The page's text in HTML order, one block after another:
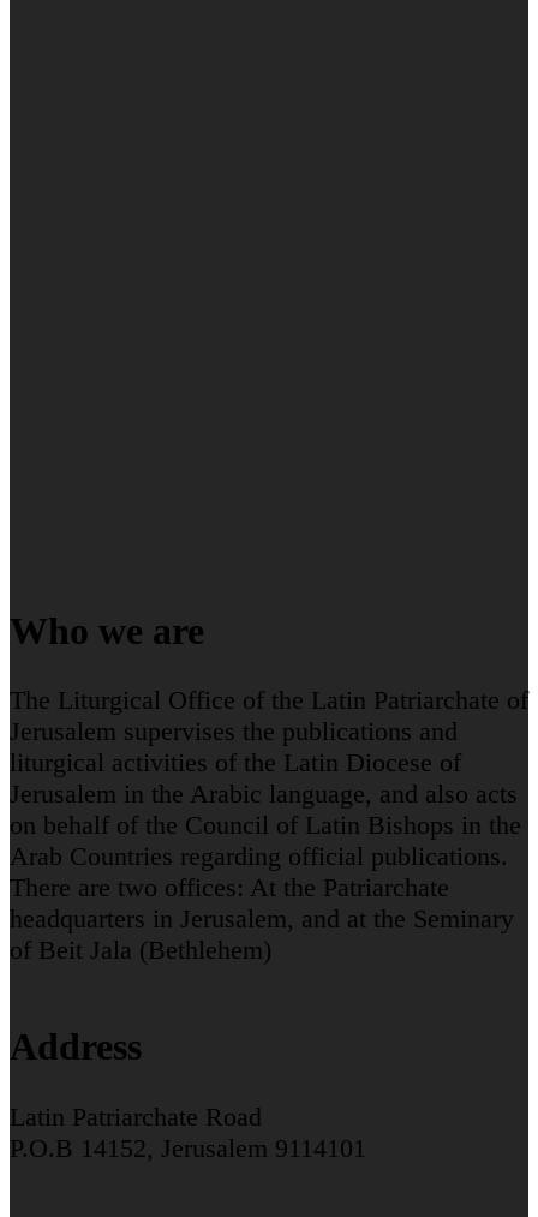
Who we are
The Liturgical Office of the Latin Patriarchate of
Jerusalem supervises the publications and
liturgical activities of the Latin Diocese of
Jerusalem in the Arabic language, and also acts
on behalf of the Council of Latin Bishops in the
Arab Countries regarding official publications.
There are two offices: At the Patriarchate
headquarters in Jerusalem, and at the Seminary
of Beit Jala (Bethlehem)
Address
Latin Patriarchate Road
P.O.B 14152, Jerusalem 9114101